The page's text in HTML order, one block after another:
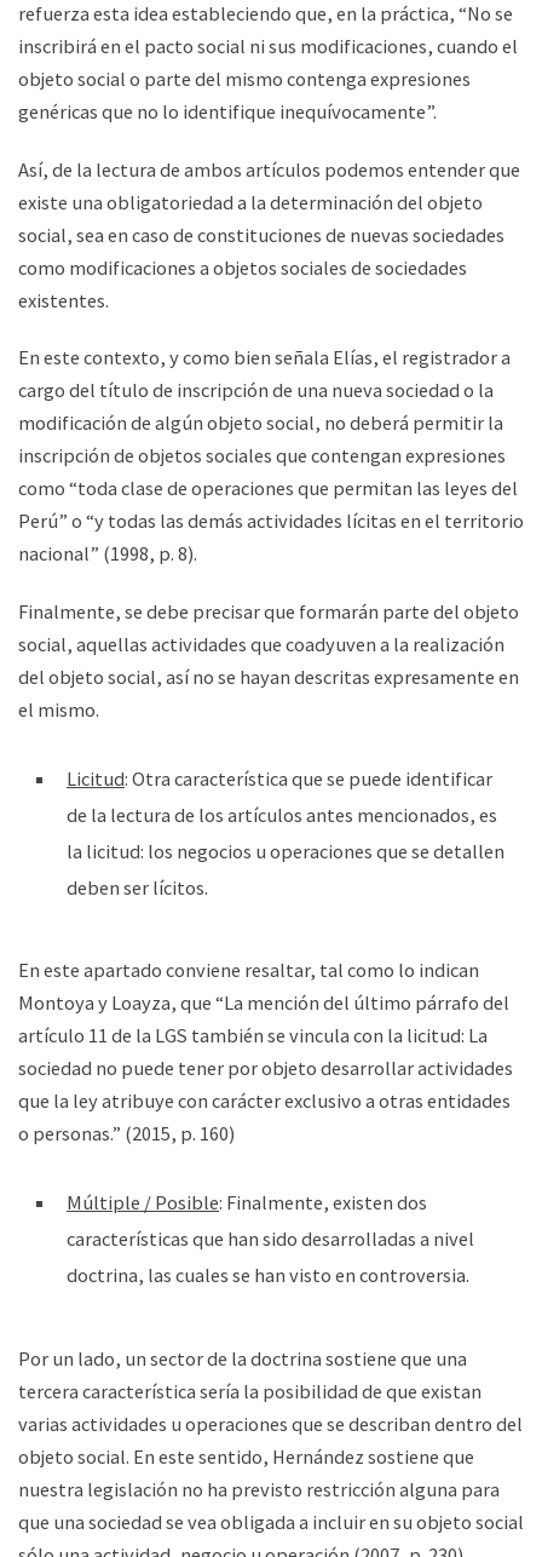
refuerza esta idea estableciendo que, en la práctica, “No se
inscribirá en el pacto social ni sus modificaciones, cuando el
objeto social o parte del mismo contenga expresiones
genéricas que no lo identifique inequívocamente”.
Así, de la lectura de ambos artículos podemos entender que
existe una obligatoriedad a la determinación del objeto
social, sea en caso de constituciones de nuevas sociedades
como modificaciones a objetos sociales de sociedades
existentes.
En este contexto, y como bien señala Elías, el registrador a
cargo del título de inscripción de una nueva sociedad o la
modificación de algún objeto social, no deberá permitir la
inscripción de objetos sociales que contengan expresiones
como “toda clase de operaciones que permitan las leyes del
Perú” o “y todas las demás actividades lícitas en el territorio
nacional” (1998, p. 8).
Finalmente, se debe precisar que formarán parte del objeto
social, aquellas actividades que coadyuven a la realización
del objeto social, así no se hayan descritas expresamente en
el mismo.
Licitud: Otra característica que se puede identificar
de la lectura de los artículos antes mencionados, es
la licitud: los negocios u operaciones que se detallen
deben ser lícitos.
En este apartado conviene resaltar, tal como lo indican
Montoya y Loayza, que “La mención del último párrafo del
artículo 11 de la LGS también se vincula con la licitud: La
sociedad no puede tener por objeto desarrollar actividades
que la ley atribuye con carácter exclusivo a otras entidades
o personas.” (2015, p. 160)
Múltiple / Posible: Finalmente, existen dos
características que han sido desarrolladas a nivel
doctrina, las cuales se han visto en controversia.
Por un lado, un sector de la doctrina sostiene que una
tercera característica sería la posibilidad de que existan
varias actividades u operaciones que se describan dentro del
objeto social. En este sentido, Hernández sostiene que
nuestra legislación no ha previsto restricción alguna para
que una sociedad se vea obligada a incluir en su objeto social